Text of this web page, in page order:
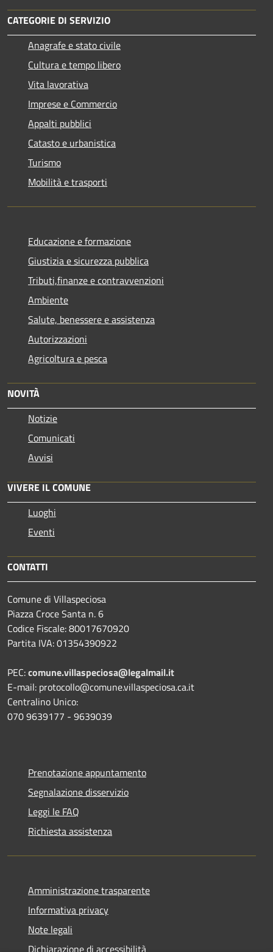
CATEGORIE DI SERVIZIO
Anagrafe e stato civile
Cultura e tempo libero
Vita lavorativa
Imprese e Commercio
Appalti pubblici
Catasto e urbanistica
Turismo
Mobilità e trasporti
Educazione e formazione
Giustizia e sicurezza pubblica
Tributi,finanze e contravvenzioni
Ambiente
Salute, benessere e assistenza
Autorizzazioni
Agricoltura e pesca
NOVITÀ
Notizie
Comunicati
Avvisi
VIVERE IL COMUNE
Luoghi
Eventi
CONTATTI
Comune di Villaspeciosa
Piazza Croce Santa n. 6
Codice Fiscale: 80017670920
Partita IVA: 01354390922
PEC:comune.villaspeciosa@legalmail.it
E-mail: protocollo@comune.villaspeciosa.ca.it
Centralino Unico:
070 9639177 - 9639039
Prenotazione appuntamento
Segnalazione disservizio
Leggi le FAQ
Richiesta assistenza
Amministrazione trasparente
Informativa privacy
Note legali
Dichiarazione di accessibilità